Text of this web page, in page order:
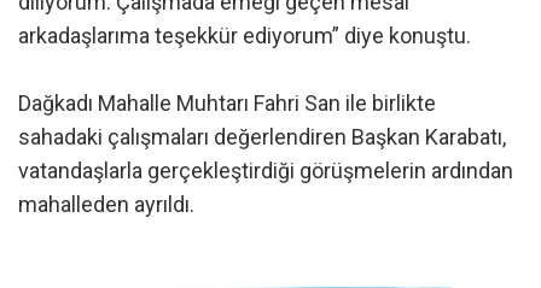
arkadaşlarıma teşekkür ediyorum” diye konuştu.
Dağkadı Mahalle Muhtarı Fahri San ile birlikte
sahadaki çalışmaları değerlendiren Başkan Karabatı,
vatandaşlarla gerçekleştirdiği görüşmelerin ardından
mahalleden ayrıldı.